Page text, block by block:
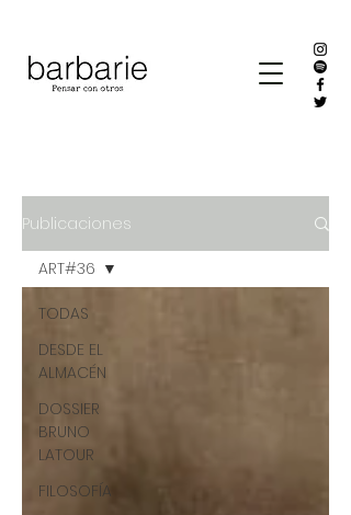
Publicaciones
TODAS
DESDE EL
ALMACÉN
DOSSIER
BRUNO
LATOUR
FILOSOFÍA
ART#36